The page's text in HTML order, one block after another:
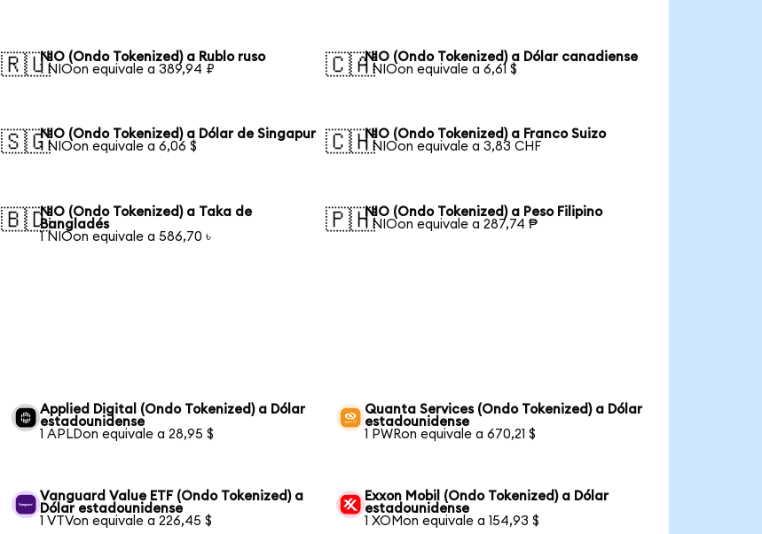
🇷🇺NIO (Ondo Tokenized) a Rublo ruso
1 NIOon equivale a 389,94 ₽
🇨🇦NIO (Ondo Tokenized) a Dólar canadiense
1 NIOon equivale a 6,61 $
🇸🇬NIO (Ondo Tokenized) a Dólar de Singapur
1 NIOon equivale a 6,06 $
🇨🇭NIO (Ondo Tokenized) a Franco Suizo
1 NIOon equivale a 3,83 CHF
🇧🇩NIO (Ondo Tokenized) a Taka de
Bangladés
1 NIOon equivale a 586,70 ৳
🇵🇭NIO (Ondo Tokenized) a Peso Filipino
1 NIOon equivale a 287,74 ₱
Applied Digital (Ondo Tokenized) a Dólar
estadounidense
1 APLDon equivale a 28,95 $
Quanta Services (Ondo Tokenized) a Dólar
estadounidense
1 PWRon equivale a 670,21 $
Vanguard Value ETF (Ondo Tokenized) a
Dólar estadounidense
1 VTVon equivale a 226,45 $
Exxon Mobil (Ondo Tokenized) a Dólar
estadounidense
1 XOMon equivale a 154,93 $